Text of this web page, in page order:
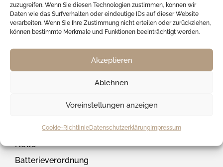
zuzugreifen. Wenn Sie diesen Technologien zustimmen, können wir
Daten wie das Surfverhalten oder eindeutige IDs auf dieser Website
verarbeiten. Wenn Sie Ihre Zustimmung nicht erteilen oder zurückziehen,
können bestimmte Merkmale und Funktionen beeinträchtigt werden.
Akzeptieren
Ablehnen
Voreinstellungen anzeigen
Cookie-RichtlinieDatenschutzerklärungImpressum
Samstag: 9:00 - 13:00 Uhr, gebuchte Termine bis
19:00 Uhr
*auf nicht bereits reduzierte Produkte.
News
Batterieverordnung